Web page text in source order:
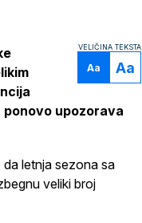
VELIČINA TEKSTA
Aa Aa
ponovo upozorava
letnja sezona sa
veliki broj